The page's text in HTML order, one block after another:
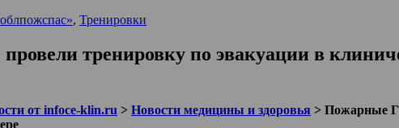
, Тренировки
тренировку по эвакуации в
от infoce-klin.ru > Новости медицины и здоровья > Пожарные